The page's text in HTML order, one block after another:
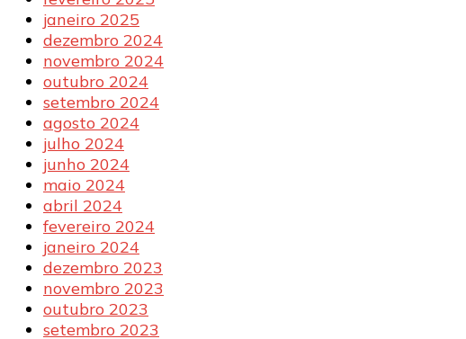
janeiro 2025
dezembro 2024
novembro 2024
outubro 2024
setembro 2024
agosto 2024
julho 2024
junho 2024
maio 2024
abril 2024
fevereiro 2024
janeiro 2024
dezembro 2023
novembro 2023
outubro 2023
setembro 2023